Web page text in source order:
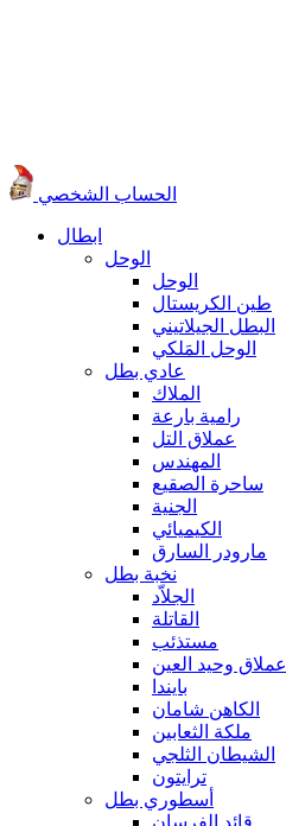
الحساب الشخصي
ابطال
الوحل
الوحل
طين الكريستال
البطل الجيلاتيني
الوحل المَلكي
عادي بطل
الملاك
رامية بارعة
عملاق التل
المهندس
ساحرة الصقيع
الجنية
الكيميائي
مارودر السارق
نخبة بطل
الجلاّد
القاتلة
مستذئب
عملاق وحيد العين
بايندا
الكاهن شامان
ملكة الثعابين
الشيطان الثلجي
ترايتون
أسطوري بطل